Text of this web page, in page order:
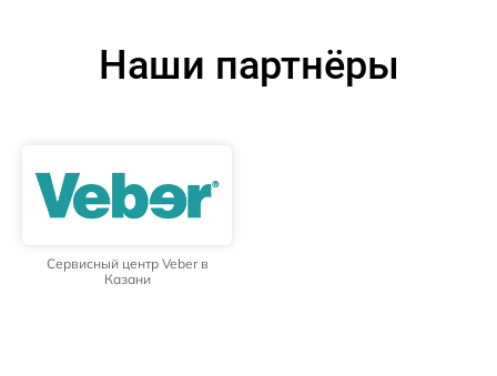
Наши партнёры
Сервисный центр Veber в
Казани